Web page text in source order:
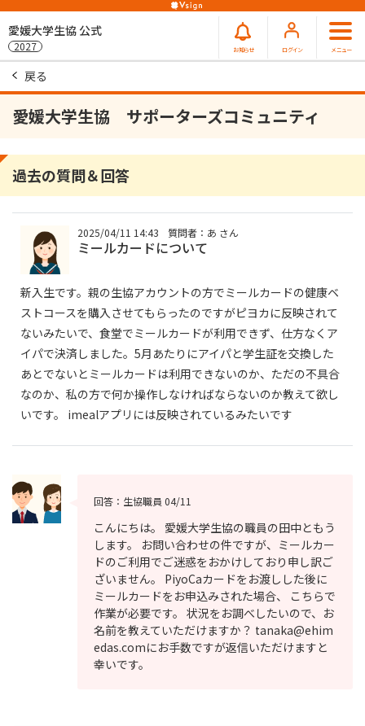
愛媛大学生協 公式
2027 お知らせ ログイン メニュー
戻る
愛媛大学生協 サポーターズコミュニティ
過去の質問＆回答
2025/04/11 14:43 質問者：あ さん
ミールカードについて
新入生です。親の生協アカウントの方でミールカードの健康ベ
ストコースを購入させてもらったのですがピヨカに反映されて
ないみたいで、食堂でミールカードが利用できず、仕方なくア
イパで決済しました。5月あたりにアイパと学生証を交換した
あとでないとミールカードは利用できないのか、ただの不具合
なのか、私の方で何か操作しなければならないのか教えて欲し
いです。 imealアプリには反映されているみたいです
回答：生協職員 04/11
こんにちは。 愛媛大学生協の職員の田中ともう
します。 お問い合わせの件ですが、ミールカー
ドのご利用でご迷惑をおかけしており申し訳ご
ざいません。 PiyoCaカードをお渡しした後に
ミールカードをお申込みされた場合、 こちらで
作業が必要です。 状況をお調べしたいので、お
名前を教えていただけますか？ tanaka@ehim
edas.comにお手数ですが返信いただけますと
幸いです。